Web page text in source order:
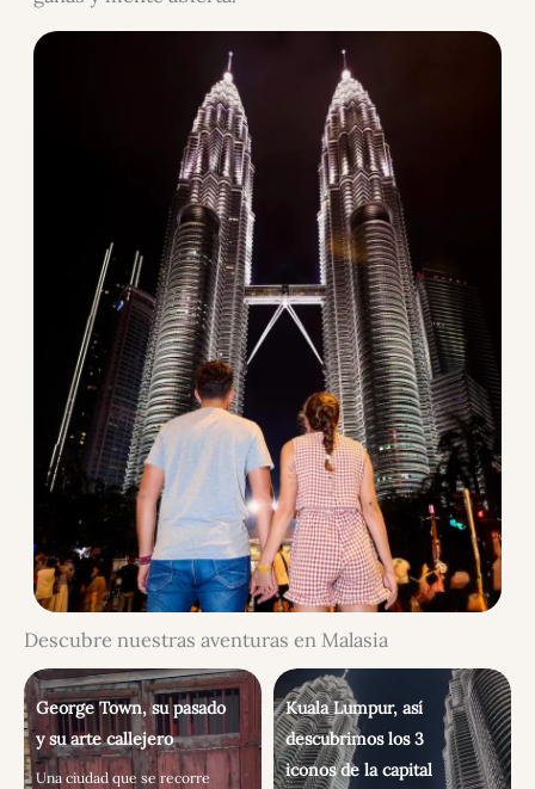
Descubre nuestras aventuras en Malasia
George Town, su pasado
y su arte callejero
Una ciudad que se recorre
Kuala Lumpur, así
descubrimos los 3
iconos de la capital